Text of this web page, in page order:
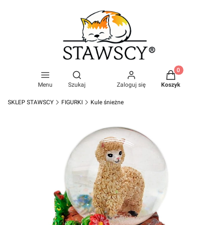
Menu
Otwórz wyszukiwarkę
Szukaj Zaloguj się
Produkty w
Koszyk
SKLEP STAWSCY FIGURKI Kule śnieżne